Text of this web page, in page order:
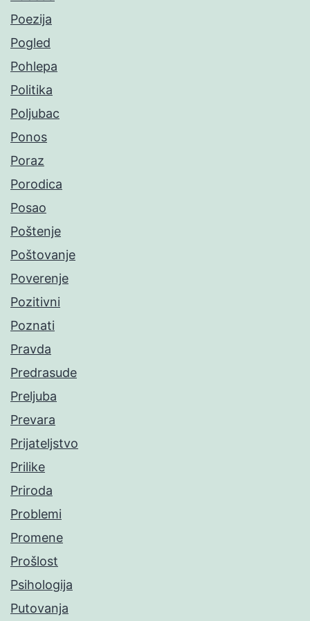
Poezija
Pogled
Pohlepa
Politika
Poljubac
Ponos
Poraz
Porodica
Posao
Poštenje
Poštovanje
Poverenje
Pozitivni
Poznati
Pravda
Predrasude
Preljuba
Prevara
Prijateljstvo
Prilike
Priroda
Problemi
Promene
Prošlost
Psihologija
Putovanja